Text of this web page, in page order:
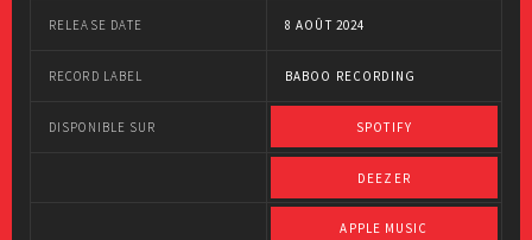
RELEASE DATE 8 AOÛT 2024
RECORD LABEL BABOO RECORDING
DISPONIBLE SUR SPOTIFY
DEEZER
APPLE MUSIC